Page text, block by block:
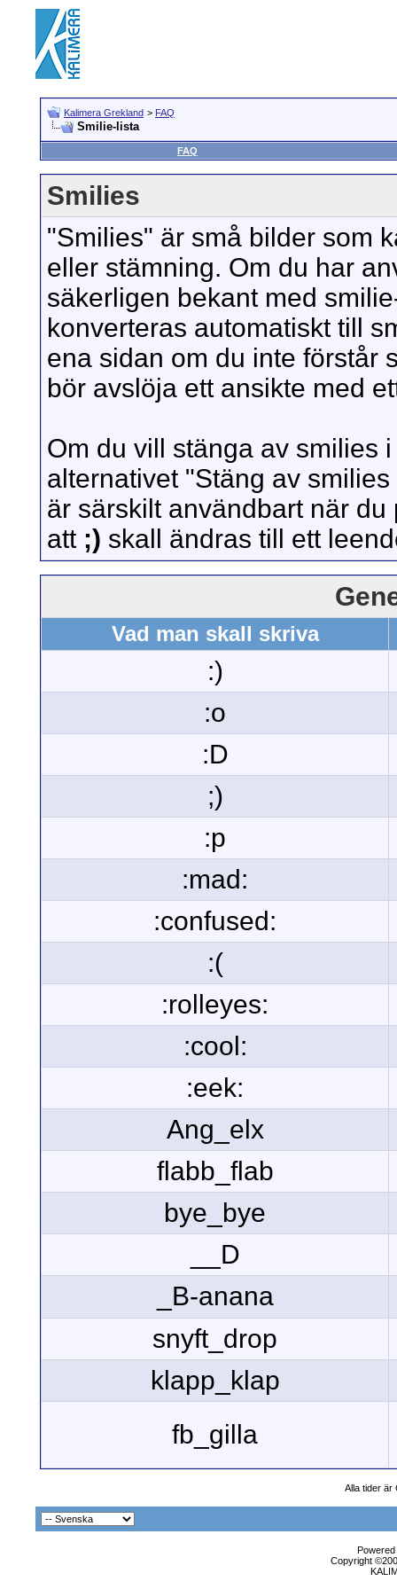
Kalimera Grekland > FAQ
Smilie-lista
FAQ
Smilies
"Smilies" är små bilder som
eller stämning. Om du har
säkerligen bekant med
konverteras automatiskt till
ena sidan om du inte förstår
bör avslöja ett ansikte med
Om du vill stänga av smilies
alternativet "Stäng av
är särskilt användbart när
att ;) skall ändras till ett
Vad man skall skriva
:)
:o
:D
;)
:p
:mad:
:confused:
:(
:rolleyes:
:cool:
:eek:
Ang_elx
flabb_flab
bye_bye
__D
_B-anana
snyft_drop
klapp_klap
fb_gilla
Alla tider är
Copyright